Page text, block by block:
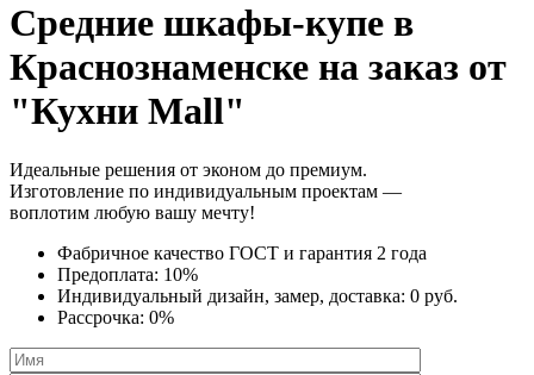
Средние шкафы-купе в
Краснознаменске на заказ от
"Кухни Mall"
Идеальные решения от эконом до премиум.
Изготовление по индивидуальным проектам —
воплотим любую вашу мечту!
Фабричное качество ГОСТ и гарантия 2 года
Предоплата: 10%
Индивидуальный дизайн, замер, доставка: 0 руб.
Рассрочка: 0%